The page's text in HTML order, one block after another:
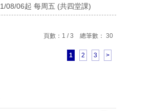
08/06起 每周五 (共四堂課)
頁數：1 / 3 總筆數： 30
1 2 3 >